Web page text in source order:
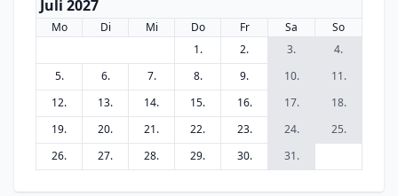
Juli 2027
Mo Di Mi Do Fr Sa
So
1.
2. 3.
4.
5.
6. 7. 8. 9. 10.
11.
12.
13. 14. 15. 16. 17.
18.
19.
20. 21. 22. 23. 24.
25.
26.
27. 28. 29. 30. 31.